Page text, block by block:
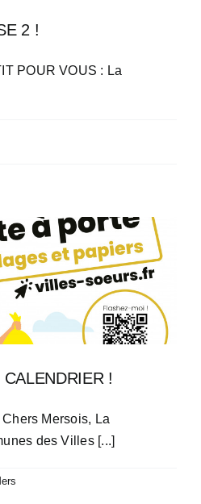
2 !
POUR VOUS : La
!
Mersois, La
des Villes [...]